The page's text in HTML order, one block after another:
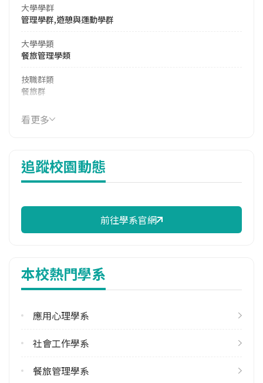
大學學群
管理學群,遊憩與運動學群
大學學類
餐旅管理學類
技職群類
餐旅群
114年學費
39,658 元/學期
11,320 元/學期
114年註冊率
113學年度上學期
113學年度下學期
1
修輔系人數
1
學系電話
看更多
追蹤校園動態
前往學系官網
本校熱門學系
應用心理學系
社會工作學系
餐旅管理學系